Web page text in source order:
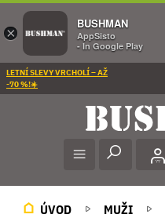
LETNÍ SLEVY VRCHOLÍ – AŽ
-70 %!☀️
ÚVOD MUŽI
×
BUSHMAN
AppSisto
- In Google Play